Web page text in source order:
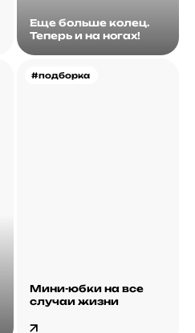
Еще больше колец.
Теперь и на ногах!
#подборка
Мини-юбки на все
случаи жизни